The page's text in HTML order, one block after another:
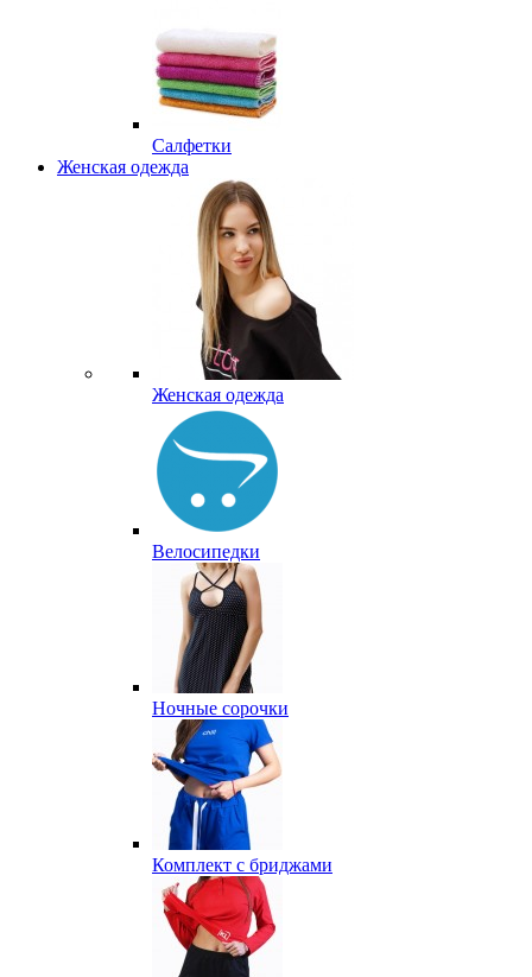
Салфетки
Женская одежда
Женская одежда
Велосипедки
Ночные сорочки
Комплект с бриджами